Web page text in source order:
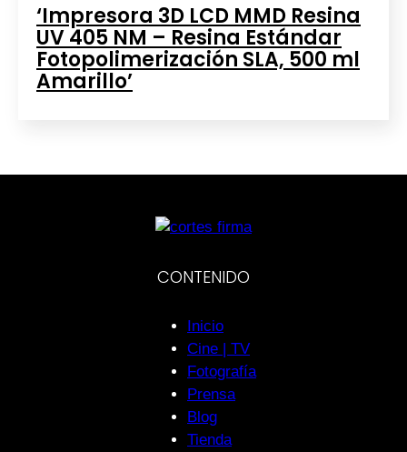
‘Impresora 3D LCD MMD Resina
UV 405 NM – Resina Estándar
Fotopolimerización SLA, 500 ml
Amarillo’
CONTENIDO
Inicio
Cine | TV
Fotografía
Prensa
Blog
Tienda